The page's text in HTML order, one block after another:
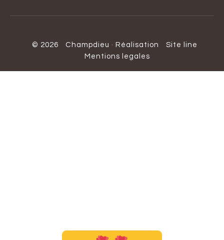
© 2026 Champdieu · Réalisation
Site line
Mentions legales